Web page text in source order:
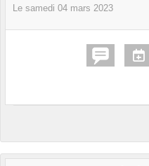
Le samedi 04 mars 2023